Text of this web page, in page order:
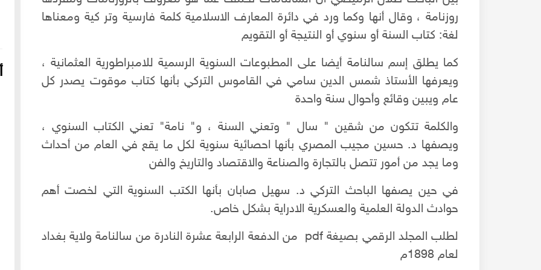
روزنامة ، وقال أنها وكما ورد في دائرة المعارف الاسلامية كلمة فارسية وتر كية ومعناها
لغة: كتاب السنة أو سنوي أو النتيجة أو التقويم
كما يطلق إسم سالنامة أيضا على المطبوعات السنوية الرسمية للامبراطورية العثمانية ،
ويعرفها الأستاذ شمس الدين سامي في القاموس التركي بأنها كتاب موقوت يصدر كل
عام ويبين وقائع وأحوال سنة واحدة
والكلمة تتكون من شقين " سال " وتعني السنة ، و" نامة" تعني الكتاب السنوي ،
ويصفها د. حسين مجيب المصري بأنها احصائية سنوية لكل ما يقع في العام من أحداث
وما يجد من أمور تتصل بالتجارة والصناعة والاقتصاد والتاريخ والفن
في حين يصفها الباحث التركي د. سهيل صابان بأنها الكتب السنوية التي لخصت أهم
حوادث الدولة العلمية والعسكرية الادراية بشكل خاص.
لطلب المجلد الرقمي بصيغة pdf من الدفعة الرابعة عشرة النادرة من سالنامة ولاية بغداد
لعام 1898م
16-04-2022 249139 مشاهدة
بحلب